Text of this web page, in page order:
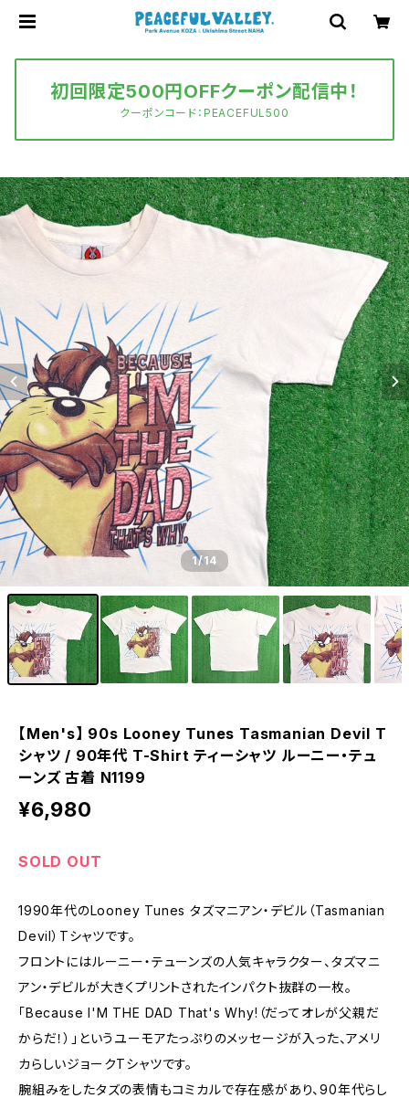
初回限定500円OFFクーポン配信中！
クーポンコード：PEACEFUL500
1/14
【Men's】 90s Looney Tunes Tasmanian Devil T
シャツ / 90年代 T-Shirt ティーシャツ ルーニー・テュ
ーンズ 古着 N1199
¥6,980
SOLD OUT
1990年代のLooney Tunes タズマニアン・デビル（Tasmanian
Devil）Tシャツです。
フロントにはルーニー・テューンズの人気キャラクター、タズマニ
アン・デビルが大きくプリントされたインパクト抜群の一枚。
「Because I'M THE DAD That's Why!（だってオレが父親だ
からだ！）」というユーモアたっぷりのメッセージが入った、アメリ
カらしいジョークTシャツです。
腕組みをしたタズの表情もコミカルで存在感があり、90年代らし